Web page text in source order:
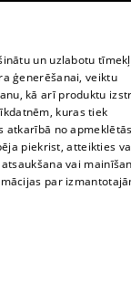
un uzlabotu
ģenerēšanai, veiktu
kā arī produktu
kuras tiek
atkarībā no
piekrist, atteikties
vai
par